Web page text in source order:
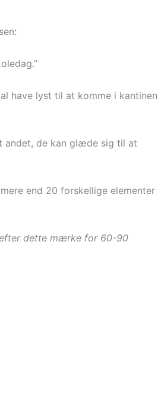
have lyst til at komme i kantinen
andet, de kan glæde sig til at
end 20 forskellige elementer
dette mærke for 60-90